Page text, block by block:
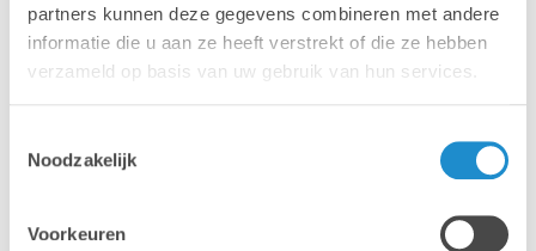
partners kunnen deze gegevens combineren met andere
informatie die u aan ze heeft verstrekt of die ze hebben
verzameld op basis van uw gebruik van hun services.
Noodzakelijk
Voorkeuren
een bezoekje brengen op een vakbeurs bij
jou in de buurt.